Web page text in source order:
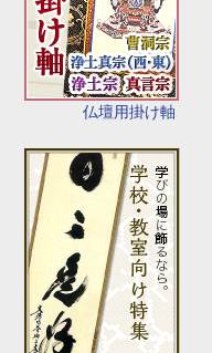
仏壇用掛け軸